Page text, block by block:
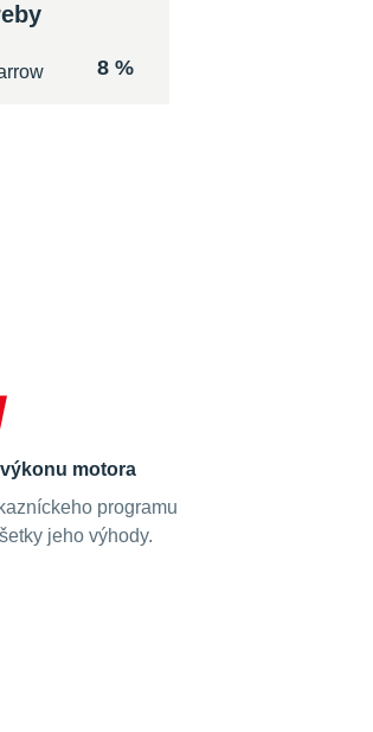
8 %
motora
programu
jeho výhody.